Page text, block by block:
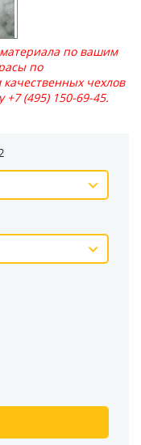
по вашим
по
чехлов
(495) 150-69-45.